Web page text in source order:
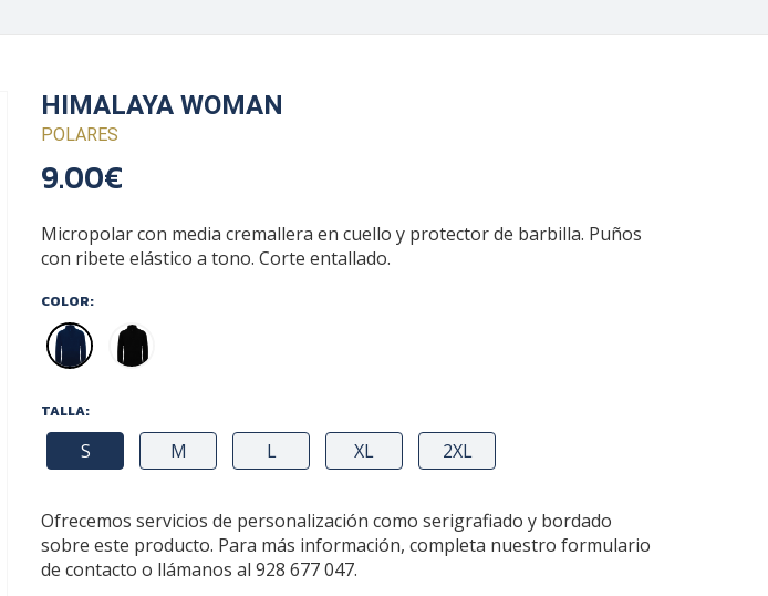
HIMALAYA WOMAN
POLARES
9.00€
Micropolar con media cremallera en cuello y protector de barbilla. Puños
con ribete elástico a tono. Corte entallado.
COLOR:
TALLA:
S M L XL 2XL
Ofrecemos servicios de personalización como serigrafiado y bordado
sobre este producto. Para más información, completa nuestro formulario
de contacto o llámanos al 928 677 047.